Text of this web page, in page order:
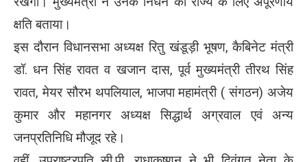
क्षति बताया।
इस दौरान विधानसभा अध्यक्ष रितु खंडूड़ी भूषण, कैबिनेट मंत्री
डॉ. धन सिंह रावत व खजान दास, पूर्व मुख्यमंत्री तीरथ सिंह
रावत, मेयर सौरभ थपलियाल, भाजपा महामंत्री ( संगठन) अजेय
कुमार और महानगर अध्यक्ष सिद्धार्थ अग्रवाल एवं अन्य
जनप्रतिनिधि मौजूद रहे।